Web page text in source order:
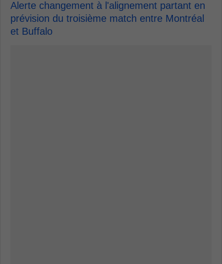
Alerte changement à l'alignement partant en
prévision du troisième match entre Montréal
et Buffalo